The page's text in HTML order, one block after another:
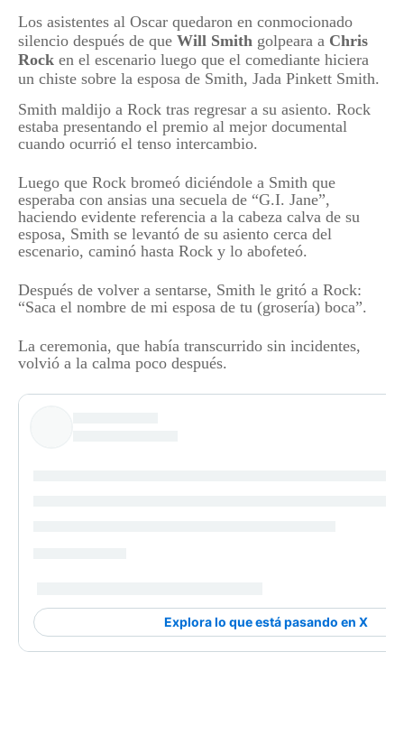
Los asistentes al Oscar quedaron en conmocionado
silencio después de que Will Smith golpeara a Chris
Rock en el escenario luego que el comediante hiciera
un chiste sobre la esposa de Smith, Jada Pinkett Smith.
Smith maldijo a Rock tras regresar a su asiento. Rock
estaba presentando el premio al mejor documental
cuando ocurrió el tenso intercambio.
Luego que Rock bromeó diciéndole a Smith que
esperaba con ansias una secuela de “G.I. Jane”,
haciendo evidente referencia a la cabeza calva de su
esposa, Smith se levantó de su asiento cerca del
escenario, caminó hasta Rock y lo abofeteó.
Después de volver a sentarse, Smith le gritó a Rock:
“Saca el nombre de mi esposa de tu (grosería) boca”.
La ceremonia, que había transcurrido sin incidentes,
volvió a la calma poco después.